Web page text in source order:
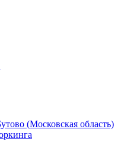
(Московская область)